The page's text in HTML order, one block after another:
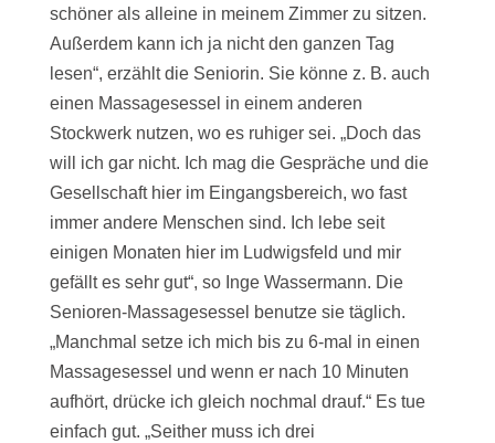
schöner als alleine in meinem Zimmer zu sitzen.
Außerdem kann ich ja nicht den ganzen Tag
lesen“, erzählt die Seniorin. Sie könne z. B. auch
einen Massagesessel in einem anderen
Stockwerk nutzen, wo es ruhiger sei. „Doch das
will ich gar nicht. Ich mag die Gespräche und die
Gesellschaft hier im Eingangsbereich, wo fast
immer andere Menschen sind. Ich lebe seit
einigen Monaten hier im Ludwigsfeld und mir
gefällt es sehr gut“, so Inge Wassermann. Die
Senioren-Massagesessel benutze sie täglich.
„Manchmal setze ich mich bis zu 6-mal in einen
Massagesessel und wenn er nach 10 Minuten
aufhört, drücke ich gleich nochmal drauf.“ Es tue
einfach gut. „Seither muss ich drei